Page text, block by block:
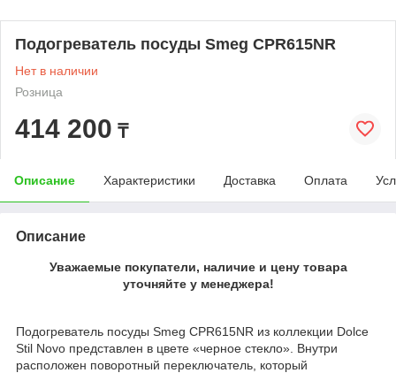
Подогреватель посуды Smeg CPR615NR
Нет в наличии
Розница
414 200 ₸
Описание Характеристики Доставка Оплата
Описание
Уважаемые покупатели, наличие и цену товара
уточняйте у менеджера!
Подогреватель посуды Smeg CPR615NR из коллекции Dolce
Stil Novo представлен в цвете «черное стекло». Внутри
расположен поворотный переключатель, который